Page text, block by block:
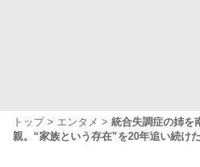
トップ エンタメ
統合失調症の姉を
親。“家族という存在”を20年追い続け